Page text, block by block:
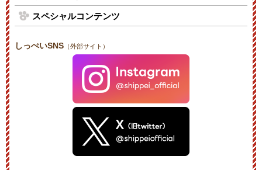
スペシャルコンテンツ
しっぺいSNS （外部サイト）